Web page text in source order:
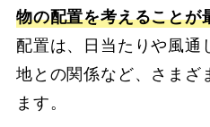
物の配置を考えることが
配置は、日当たりや風通
地との関係など、さまざ
ます。